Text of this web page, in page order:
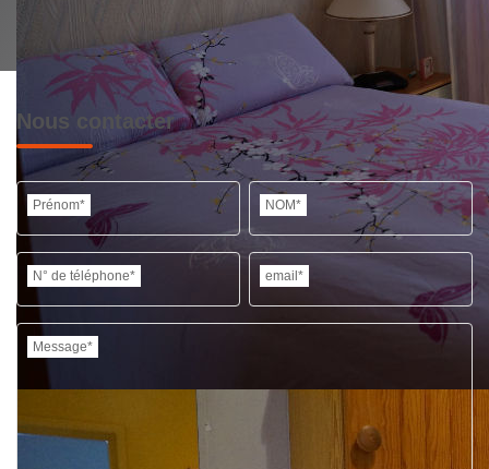
Nous contacter
Prénom* NOM*
N° de téléphone* email*
Message*